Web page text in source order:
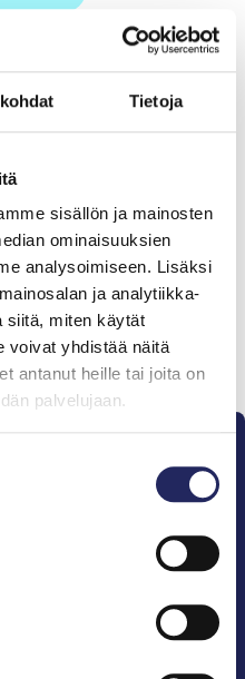
Tietoja
sisällön ja mainosten
ominaisuuksien
analysoimiseen. Lisäksi
ja analytiikka-
siitä, miten käytät
voivat yhdistää näitä
antanut heille tai joita on
palvelujaan.
yhteensä:
tuleville
suojelija, meren